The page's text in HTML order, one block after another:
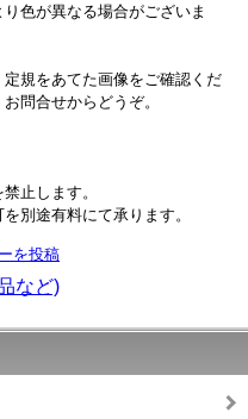
色が異なる場合がございま
規をあてた画像をご確認くだ
問合せからどうぞ。
止します。
別途有料にて承ります。
を投稿
など)